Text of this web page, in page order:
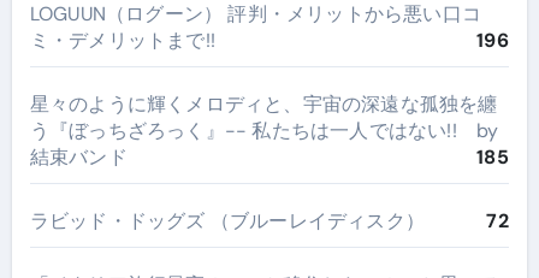
LOGUUN（ログーン） 評判・メリットから悪い口コ
ミ・デメリットまで!!
196
星々のように輝くメロディと、宇宙の深遠な孤独を纏
う『ぼっちざろっく』-- 私たちは一人ではない!! by
結束バンド
185
ラビッド・ドッグズ （ブルーレイディスク） 72